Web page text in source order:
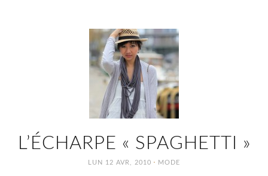
L’ÉCHARPE « SPAGHETTI »
LUN 12 AVR, 2010 · MODE